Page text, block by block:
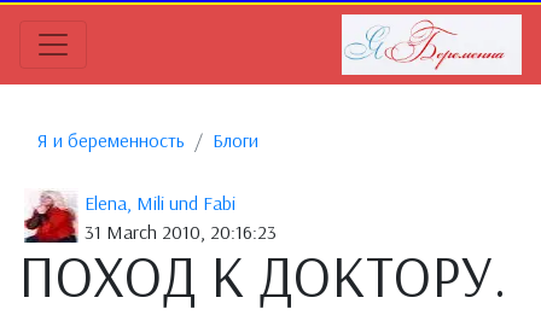
Я и беременность Блоги
Elena, Mili und Fabi
31 March 2010, 20:16:23
ПОХОД К ДОКТОРУ.